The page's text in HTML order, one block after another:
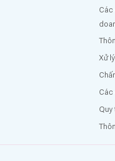
Các
Xử
Các
Quy